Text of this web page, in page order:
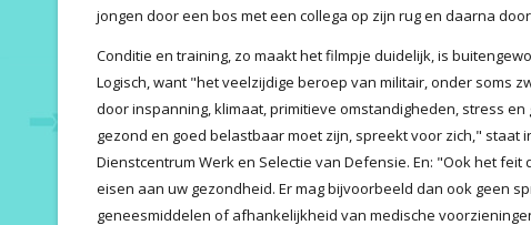
jongen door een bos met een collega op zijn rug en daarna
Conditie en training, zo maakt het filmpje duidelijk, is
Logisch, want "het veelzijdige beroep van militair, onder soms
door inspanning, klimaat, primitieve omstandigheden, stress en
gezond en goed belastbaar moet zijn, spreekt voor zich," staat
Dienstcentrum Werk en Selectie van Defensie. En: "Ook het
eisen aan uw gezondheid. Er mag bijvoorbeeld dan ook geen
geneesmiddelen of afhankelijkheid van medische